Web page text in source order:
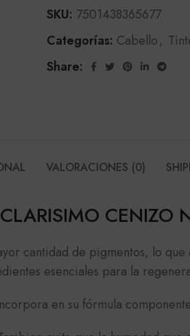
SKU: 7501438365677
Categorías: Cabello,
Share:
VALORACIONES (0)
CENIZO
cantidad de pigmentos, lo
esenciales para la
en su fórmula